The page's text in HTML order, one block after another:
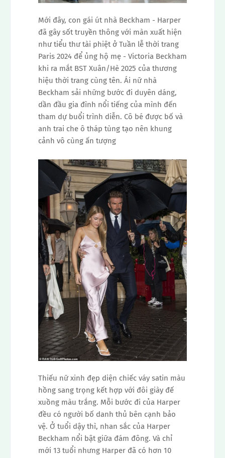
Mới đây, con gái út nhà Beckham - Harper
đã gây sốt truyền thông với màn xuất hiện
như tiểu thư tài phiệt ở Tuần lễ thời trang
Paris 2024 để ủng hộ mẹ - Victoria Beckham
khi ra mắt BST Xuân/Hè 2025 của thương
hiệu thời trang cùng tên. Ái nữ nhà
Beckham sải những bước đi duyên dáng,
dần đầu gia đình nổi tiếng của mình đến
tham dự buổi trình diễn. Cô bé được bố và
anh trai che ô tháp tùng tạo nên khung
cảnh vô cùng ấn tượng
Thiếu nữ xinh đẹp diện chiếc váy satin màu
hồng sang trọng kết hợp với đôi giày đế
xuồng màu trắng. Mỗi bước đi của Harper
đều có người bố danh thủ bên cạnh bảo
vệ. Ở tuổi dậy thì, nhan sắc của Harper
Beckham nổi bật giữa đám đông. Và chỉ
mới 13 tuổi nhưng Harper đã có hơn 10